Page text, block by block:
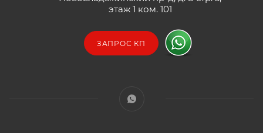
этаж 1 ком. 101
ЗАПРОС КП